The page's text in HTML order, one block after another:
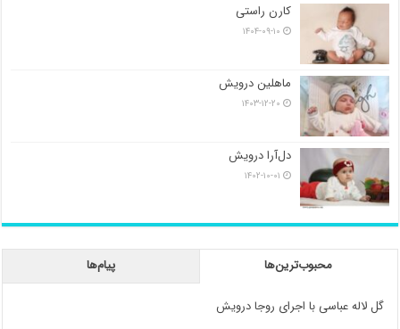
کارن راستی
۱۴۰۴-۰۹-۱۰
ماهلین درویش
۱۴۰۳-۱۲-۲۰
دل‌آرا درویش
۱۴۰۲-۱۰-۰۱
محبوب‌ترین‌ها پیام‌ها
گل لاله عباسی با اجرای روجا درویش